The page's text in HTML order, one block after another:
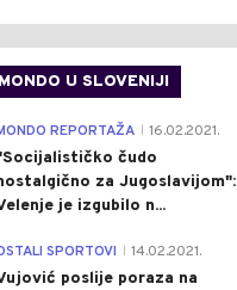
MONDO U SLOVENIJI
REPORTAŽA 16.02.2021.
čudo
za Jugoslavijom":
je izgubilo n...
SPORTOVI 14.02.2021.
poslije poraza na